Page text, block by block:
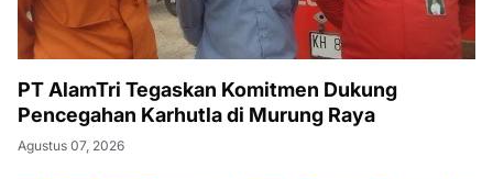
PT AlamTri Tegaskan Komitmen Dukung
Pencegahan Karhutla di Murung Raya
Agustus 07, 2026